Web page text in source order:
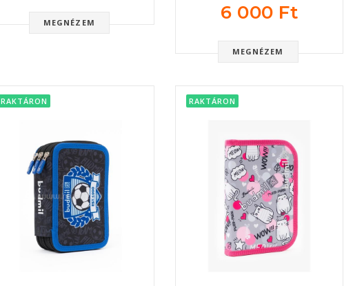
MEGNÉZEM 6 000 Ft
MEGNÉZEM
RAKTÁRON RAKTÁRON